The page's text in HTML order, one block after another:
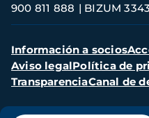
900 811 888
BIZUM
Menú
secundario
Información a socios
Aviso legalPolítica de
TransparenciaCanal de